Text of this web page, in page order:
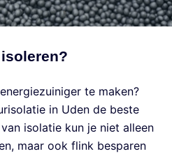
te maken?
in Uden de beste
isolatie kun je niet alleen
maar ook flink besparen